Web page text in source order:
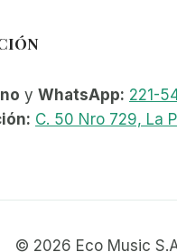
y WhatsApp: 221-
C. 50 Nro 729, La
© 2026 Eco Music